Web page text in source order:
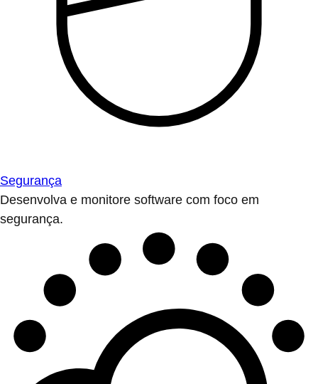
Segurança
Desenvolva e monitore software com foco em
segurança.